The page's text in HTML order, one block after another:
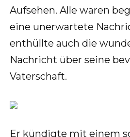
Aufsehen. Alle waren
eine unerwartete
enthüllte auch die
Nachricht über seine
Vaterschaft.
Er kündigte mit einem